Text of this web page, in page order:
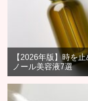
【2026年版】時を
ノール美容液7選